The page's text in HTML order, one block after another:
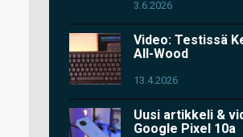
3.6.2026
Video: Testissä
All-Wood
13.4.2026
Uusi artikkeli &
Google Pixel 10a